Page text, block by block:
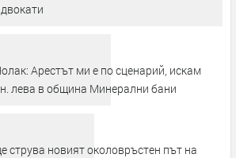
Арестът ми е по сценарий, искам
лева в община Минерални бани
струва новият околовръстен път на